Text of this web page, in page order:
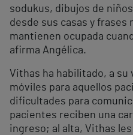
sodukus, dibujos de
desde sus casas y frases
mantienen ocupada
afirma Angélica.
Vithas ha habilitado, a
móviles para aquellos
dificultades para
pacientes reciben una
ingreso; al alta, Vithas